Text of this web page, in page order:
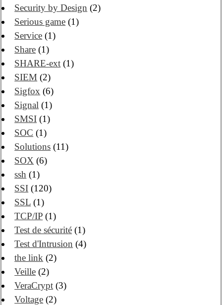
Security by Design (2)
Serious game (1)
Service (1)
Share (1)
SHARE-ext (1)
SIEM (2)
Sigfox (6)
Signal (1)
SMSI (1)
SOC (1)
Solutions (11)
SOX (6)
ssh (1)
SSI (120)
SSL (1)
TCP/IP (1)
Test de sécurité (1)
Test d'Intrusion (4)
the link (2)
Veille (2)
VeraCrypt (3)
Voltage (2)